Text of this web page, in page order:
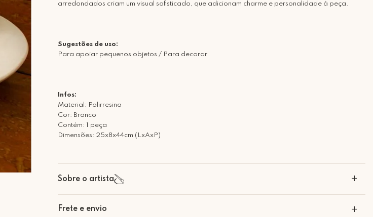
arredondados criam um visual sofisticado, que adicionam charme e personalidade à peça.
Sugestões de uso:
Para apoiar pequenos objetos / Para decorar
Infos:
Material: Polirresina
Cor: Branco
Contém: 1 peça
Dimensões: 25x8x44cm (LxAxP)
Sobre o artista +
Frete e envio +